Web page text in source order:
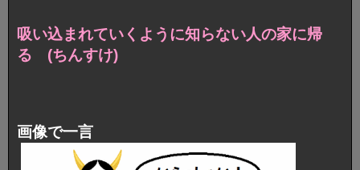
吸い込まれていくように知らない人の家に帰
る (ちんすけ)
画像で一言